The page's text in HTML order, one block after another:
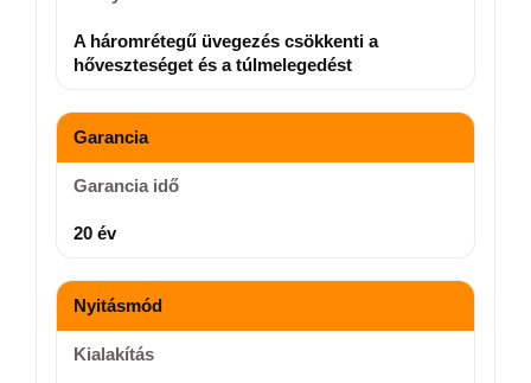
A háromrétegű üvegezés csökkenti a
hőveszteséget és a túlmelegedést
Garancia
Garancia idő
20 év
Nyitásmód
Kialakítás